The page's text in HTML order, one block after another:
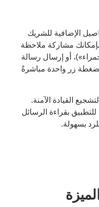
الإضافية للشريك
بإمكانك مشاركة ملاحظة
أو إرسال رسالة
زر واحدة مباشرةً
القيادة الآمنة.
بقراءة الرسائل
بسهولة.